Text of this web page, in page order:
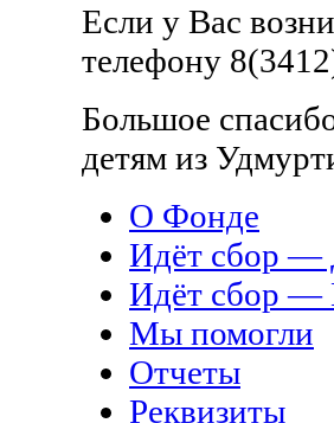
Если у Вас
телефону
Большое
детям из
О Фонде
Идёт сбор
Идёт сбор
Мы помогли
Отчеты
Реквизиты